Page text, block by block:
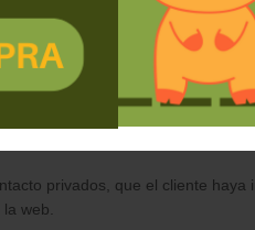
y organizativas necesarias
tal manera que eviten su
la naturaleza de los datos
físico o natural.
privados, que el cliente haya
web.